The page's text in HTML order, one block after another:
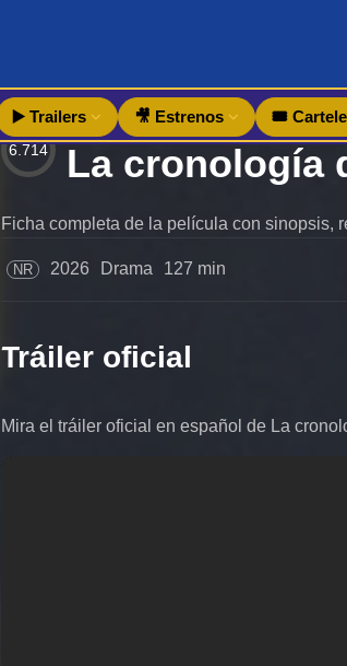
▶️ Trailers 🎥 Estrenos 🎟️
6.714
Ficha completa de la película con sinopsis,
NR 2026 Drama 127 min
Tráiler oficial
Mira el tráiler oficial en español de La